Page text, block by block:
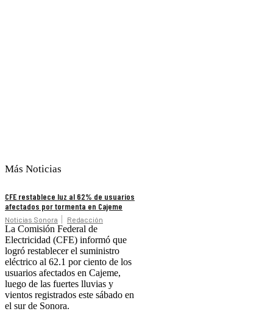
Más Noticias
CFE restablece luz al 62% de usuarios
afectados por tormenta en Cajeme
Noticias Sonora Redacción
La Comisión Federal de
Electricidad (CFE) informó que
logró restablecer el suministro
eléctrico al 62.1 por ciento de los
usuarios afectados en Cajeme,
luego de las fuertes lluvias y
vientos registrados este sábado en
el sur de Sonora.